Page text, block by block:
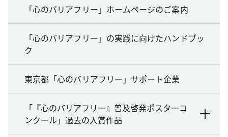
「心のバリアフリー」ホームページのご案内
「心のバリアフリー」の実践に向けたハンドブッ
ク
東京都「心のバリアフリー」サポート企業
「『心のバリアフリー』普及啓発ポスターコ
ンクール」過去の入賞作品